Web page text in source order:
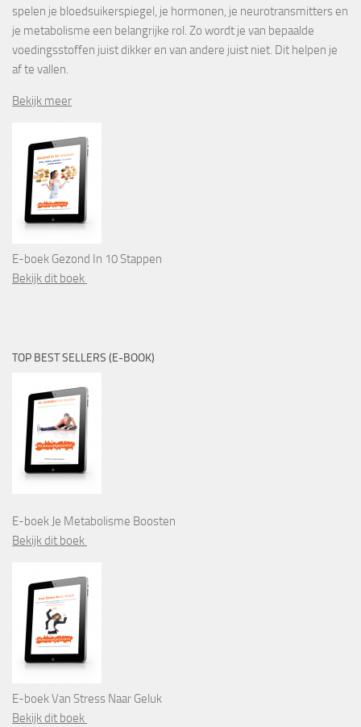
spelen je bloedsuikerspiegel, je hormonen, je neurotransmitters en
je metabolisme een belangrijke rol. Zo wordt je van bepaalde
voedingsstoffen juist dikker en van andere juist niet. Dit helpen je
af te vallen.
Bekijk meer
E-boek Gezond In 10 Stappen
Bekijk dit boek
TOP BEST SELLERS (E-BOOK)
E-boek Je Metabolisme Boosten
Bekijk dit boek
E-boek Van Stress Naar Geluk
Bekijk dit boek